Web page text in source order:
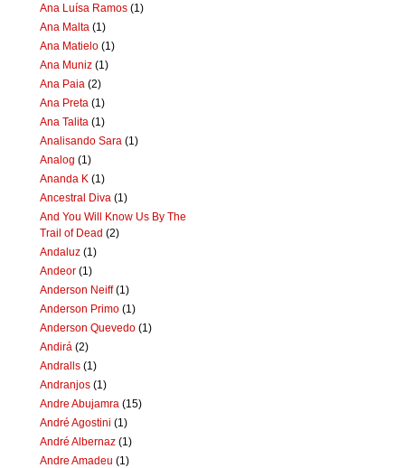
Ana Luísa Ramos (1)
Ana Malta (1)
Ana Matielo (1)
Ana Muniz (1)
Ana Paia (2)
Ana Preta (1)
Ana Talita (1)
Analisando Sara (1)
Analog (1)
Ananda K (1)
Ancestral Diva (1)
And You Will Know Us By The
Trail of Dead (2)
Andaluz (1)
Andeor (1)
Anderson Neiff (1)
Anderson Primo (1)
Anderson Quevedo (1)
Andirá (2)
Andralls (1)
Andranjos (1)
Andre Abujamra (15)
André Agostini (1)
André Albernaz (1)
Andre Amadeu (1)